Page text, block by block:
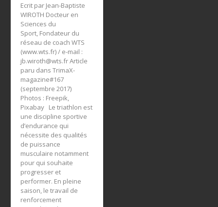
Ecrit par Jean-Baptiste
WIROTH Docteur en
Sciences du
Sport, Fondateur du
réseau de coach WTS
(www.wts.fr) / e-mail :
jb.wiroth@wts.frArticle
paru dans TrimaX-
magazine#167
(septembre 2017)
Photos : Freepik,
Pixabay Le triathlon est
une discipline sportive
d’endurance qui
nécessite des qualités
de puissance
musculaire notamment
pour qui souhaite
progresser et
performer. En pleine
saison, le travail de
renforcement